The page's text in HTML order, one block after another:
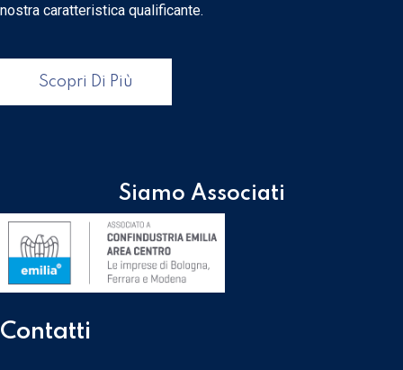
nostra caratteristica qualificante.
Scopri Di Più
Siamo Associati
Contatti